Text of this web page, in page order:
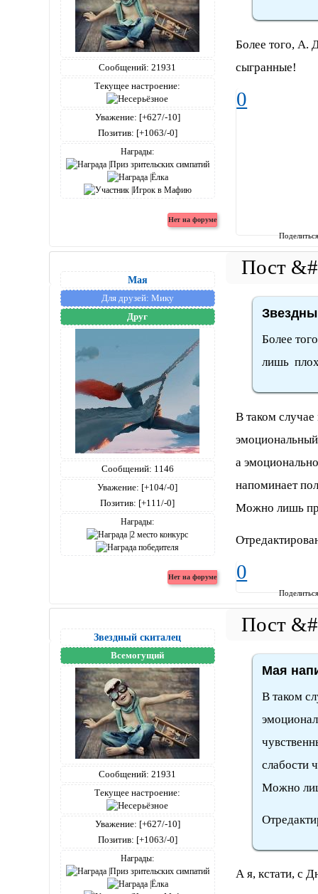
Сообщений: 21931
Текущее настроение:
Уважение: [+627/-10]
Позитив: [+1063/-0]
Награды:
Более того, А.
сыгранные!
0
Мая
Для друзей: Мику
Друг
Сообщений: 1146
Уважение: [+104/-0]
Позитив: [+111/-0]
Награды:
Более
лишь
В таком
а
напоминает
Можно лишь
0
Звездный скиталец
Всемогущий
Сообщений: 21931
Текущее настроение:
Уважение: [+627/-10]
Позитив: [+1063/-0]
Награды:
Мая
В таком
слабости
Можно
А я, кстати, с